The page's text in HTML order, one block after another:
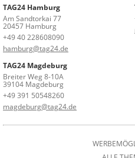
TAG24 Hamburg
Am Sandtorkai 77
20457 Hamburg
+49 40 228608090
hamburg@tag24.de
TAG24 Magdeburg
Breiter Weg 8-10A
39104 Magdeburg
+49 391 50548260
magdeburg@tag24.de